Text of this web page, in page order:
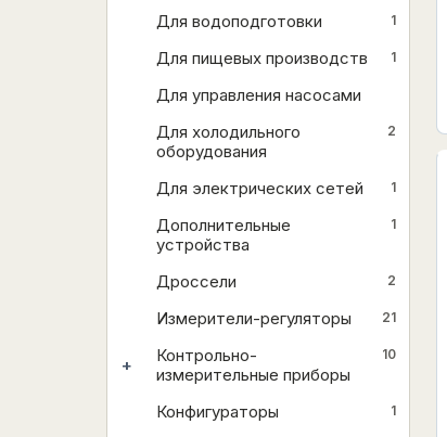
Для водоподготовки 1
Для пищевых производств 1
Для управления насосами
Для холодильного
оборудования
2
Для электрических сетей 1
Дополнительные
устройства
1
Дроссели 2
Измерители-регуляторы 21
+
Контрольно-
измерительные приборы
10
Конфигураторы 1